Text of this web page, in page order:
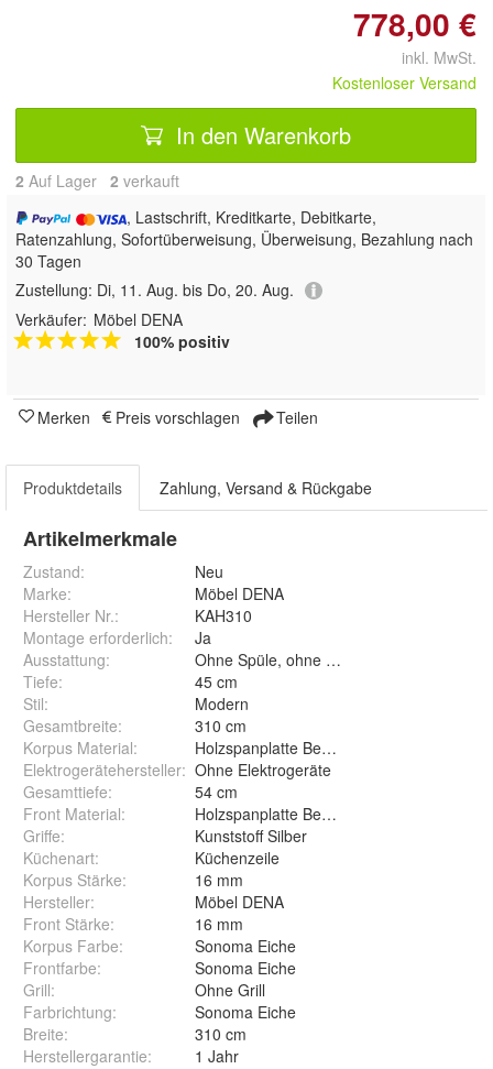
778,00 €
inkl. MwSt.
Kostenloser Versand
In den Warenkorb
2 Auf Lager 2 verkauft
, Lastschrift, Kreditkarte, Debitkarte,
Ratenzahlung, Sofortüberweisung, Überweisung, Bezahlung nach
30 Tagen
Zustellung: Di, 11. Aug. bis Do, 20. Aug.
Verkäufer: Möbel DENA
100% positiv
Merken Preis vorschlagen Teilen
Produktdetails Zahlung, Versand & Rückgabe
Artikelmerkmale
Zustand:
Neu
Marke:
Möbel DENA
Hersteller Nr.:
KAH310
Montage erforderlich:
Ja
Ausstattung:
Ohne Spüle, ohne Wasserhahn
Tiefe:
45 cm
Stil:
Modern
Gesamtbreite:
310 cm
Korpus Material:
Holzspanplatte Beschichtet
Elektrogerätehersteller: Ohne Elektrogeräte
Gesamttiefe:
54 cm
Front Material:
Holzspanplatte Beschichtet
Griffe:
Kunststoff Silber
Küchenart:
Küchenzeile
Korpus Stärke:
16 mm
Hersteller:
Möbel DENA
Front Stärke:
16 mm
Korpus Farbe:
Sonoma Eiche
Frontfarbe:
Sonoma Eiche
Grill:
Ohne Grill
Farbrichtung:
Sonoma Eiche
Breite:
310 cm
Herstellergarantie: 1 Jahr